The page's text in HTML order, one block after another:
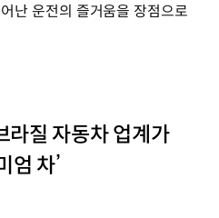
난 운전의 즐거움을 장점으로
라질 자동차 업계가
엄 차’